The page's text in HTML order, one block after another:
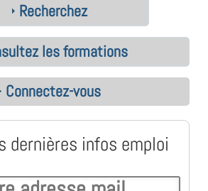
Recherchez
les formations
Connectez-vous
dernières infos emploi